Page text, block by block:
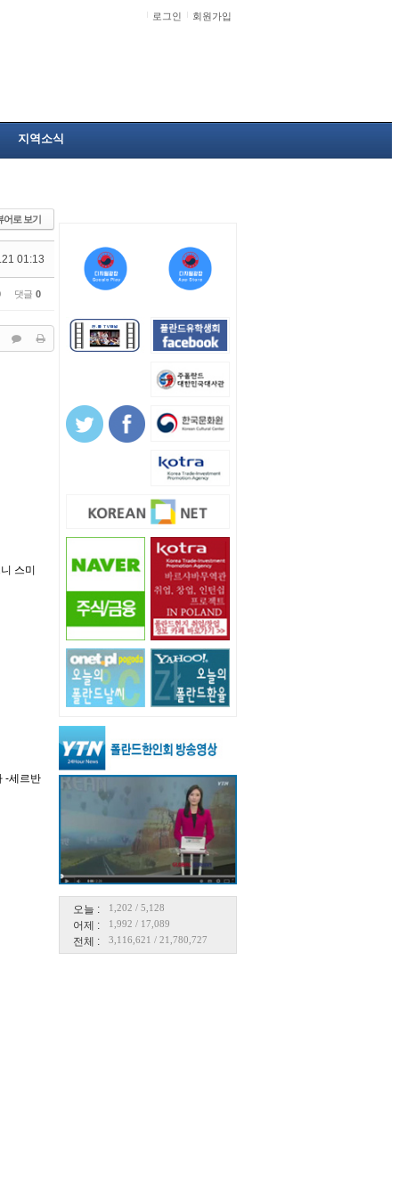
로그인 회원가입
지역소식
오늘 : 1,202 / 5,128
어제 : 1,992 / 17,089
전체 : 3,116,621 / 21,780,727
어로 보기
01:13
댓글 0
스미
-세르반